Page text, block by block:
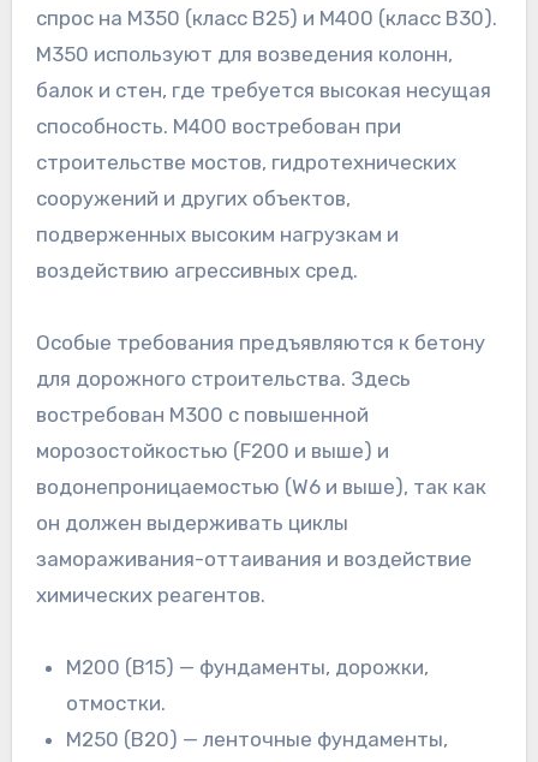
спрос на М350 (класс В25) и М400 (класс В30).
М350 используют для возведения колонн,
балок и стен, где требуется высокая несущая
способность. М400 востребован при
строительстве мостов, гидротехнических
сооружений и других объектов,
подверженных высоким нагрузкам и
воздействию агрессивных сред.
Особые требования предъявляются к бетону
для дорожного строительства. Здесь
востребован М300 с повышенной
морозостойкостью (F200 и выше) и
водонепроницаемостью (W6 и выше), так как
он должен выдерживать циклы
замораживания-оттаивания и воздействие
химических реагентов.
М200 (В15) — фундаменты, дорожки,
отмостки.
М250 (В20) — ленточные фундаменты,